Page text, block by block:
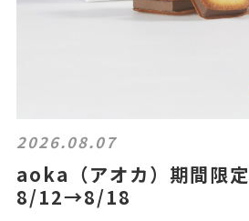
2026.08.07
aoka（アオカ）期間限
8/12→8/18